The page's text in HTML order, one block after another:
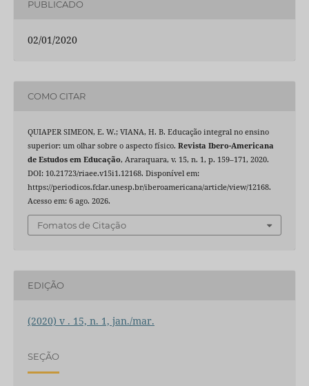
PUBLICADO
02/01/2020
COMO CITAR
QUIAPER SIMEON, E. W.; VIANA, H. B. Educação integral no ensino
superior: um olhar sobre o aspecto físico. Revista Ibero-Americana
de Estudos em Educação, Araraquara, v. 15, n. 1, p. 159–171, 2020.
DOI: 10.21723/riaee.v15i1.12168. Disponível em:
https://periodicos.fclar.unesp.br/iberoamericana/article/view/12168.
Acesso em: 6 ago. 2026.
Fomatos de Citação
EDIÇÃO
(2020) v . 15, n. 1, jan./mar.
SEÇÃO